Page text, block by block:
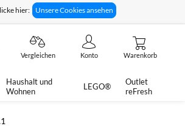
hier: Unsere Cookies ansehen
Technische Unterstützung
Vergleichen Konto Warenkorb
Haushalt und
Wohnen
LEGO®
Outlet
reFresh